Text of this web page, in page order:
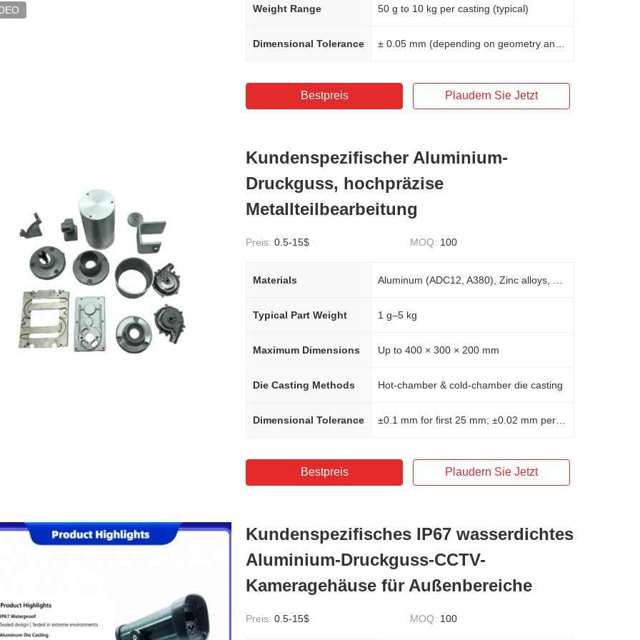
Weight Range 50 g to 10 kg per casting (typical)
Dimensional Tolerance
Bestpreis Plaudern Sie Jetzt
Kundenspezifischer Aluminium-
Druckguss, hochpräzise
Metallteilbearbeitung
Preis: 0.5-15$ MOQ: 100
Materials
Typical Part Weight 1 g–5 kg
Maximum Dimensions Up to 400 × 300 × 200 mm
Die Casting Methods Hot-chamber & cold-chamber die casting
Dimensional Tolerance
Bestpreis Plaudern Sie Jetzt
Kundenspezifisches IP67 wasserdichtes
Aluminium-Druckguss-CCTV-
Kameragehäuse für Außenbereiche
Preis: 0.5-15$ MOQ: 100